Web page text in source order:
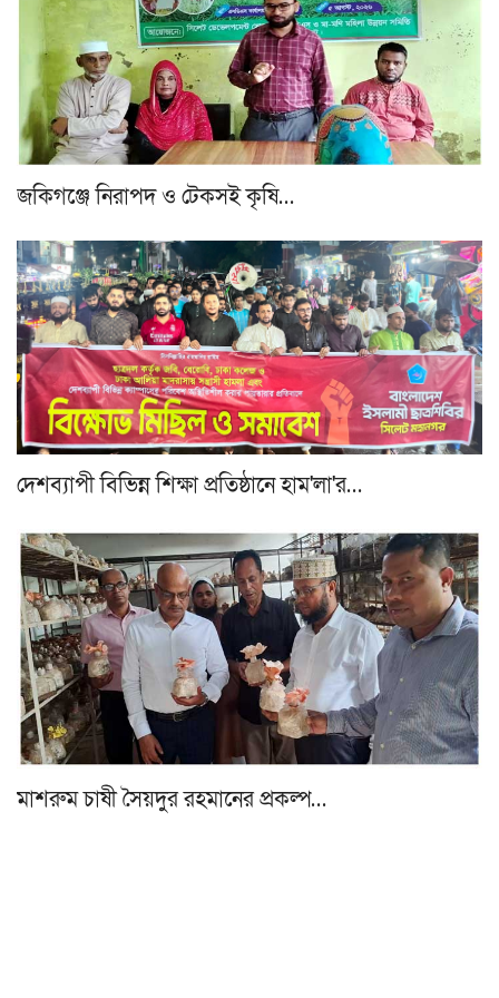
জকিগঞ্জে নিরাপদ ও টেকসই কৃষি…
দেশব্যাপী বিভিন্ন শিক্ষা প্রতিষ্ঠানে হাম'লা'র…
মাশরুম চাষী সৈয়দুর রহমানের প্রকল্প…